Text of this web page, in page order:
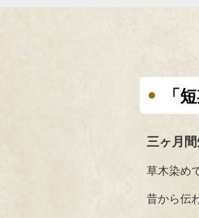
「
三ヶ月
草木染め
昔から伝